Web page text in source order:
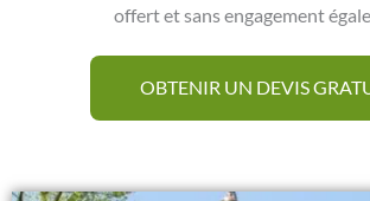
offert et sans engagement
OBTENIR UN DEVIS